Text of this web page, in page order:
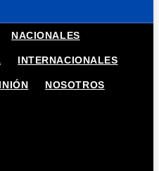
NACIONALES
INTERNACIONALES
NOSOTROS